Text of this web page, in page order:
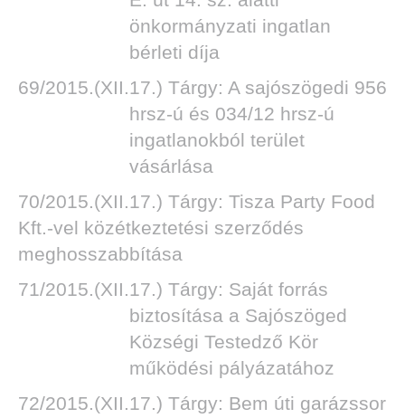
önkormányzati ingatlan
bérleti díja
69/2015.(XII.17.) Tárgy: A sajószögedi 956
hrsz-ú és 034/12 hrsz-ú
ingatlanokból terület
vásárlása
70/2015.(XII.17.) Tárgy: Tisza Party Food
Kft.-vel közétkeztetési szerződés
meghosszabbítása
71/2015.(XII.17.) Tárgy: Saját forrás
biztosítása a Sajószöged
Községi Testedző Kör
működési pályázatához
72/2015.(XII.17.) Tárgy: Bem úti garázssor